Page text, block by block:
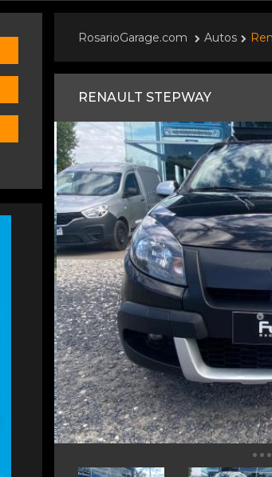
RosarioGarage.com Autos
RENAULT STEPWAY